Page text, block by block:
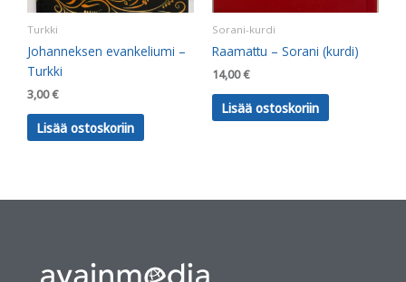
Turkki
Johanneksen evankeliumi –
Turkki
3,00€
Lisää ostoskoriin
Sorani-kurdi
Raamattu – Sorani (kurdi)
14,00€
Lisää ostoskoriin